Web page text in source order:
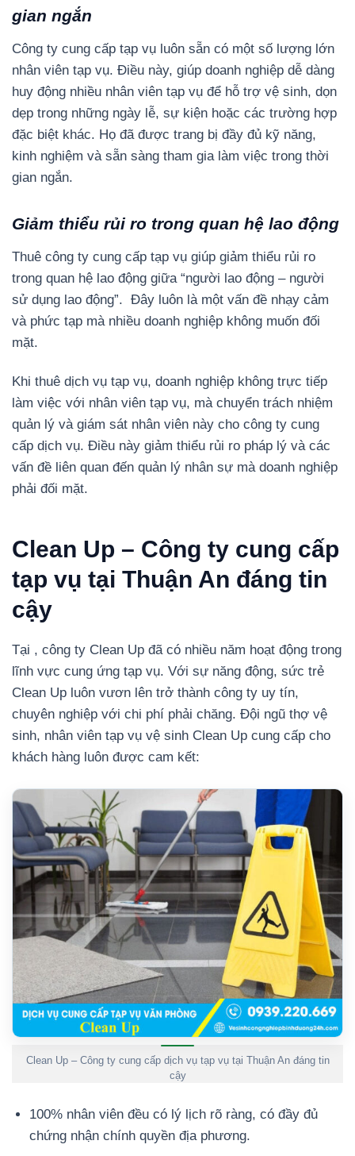
gian ngắn
Công ty cung cấp tạp vụ luôn sẵn có một số lượng lớn
nhân viên tạp vụ. Điều này, giúp doanh nghiệp dễ dàng
huy động nhiều nhân viên tạp vụ để hỗ trợ vệ sinh, dọn
dẹp trong những ngày lễ, sự kiện hoặc các trường hợp
đặc biệt khác. Họ đã được trang bị đầy đủ kỹ năng,
kinh nghiệm và sẵn sàng tham gia làm việc trong thời
gian ngắn.
Giảm thiểu rủi ro trong quan hệ lao động
Thuê công ty cung cấp tạp vụ giúp giảm thiểu rủi ro
trong quan hệ lao động giữa “người lao động – người
sử dụng lao động”. Đây luôn là một vấn đề nhạy cảm
và phức tạp mà nhiều doanh nghiệp không muốn đối
mặt.
Khi thuê dịch vụ tạp vụ, doanh nghiệp không trực tiếp
làm việc với nhân viên tạp vụ, mà chuyển trách nhiệm
quản lý và giám sát nhân viên này cho công ty cung
cấp dịch vụ. Điều này giảm thiểu rủi ro pháp lý và các
vấn đề liên quan đến quản lý nhân sự mà doanh nghiệp
phải đối mặt.
Clean Up – Công ty cung cấp
tạp vụ tại Thuận An đáng tin
cậy
Tại , công ty Clean Up đã có nhiều năm hoạt động trong
lĩnh vực cung ứng tạp vụ. Với sự năng động, sức trẻ
Clean Up luôn vươn lên trở thành công ty uy tín,
chuyên nghiệp với chi phí phải chăng. Đội ngũ thợ vệ
sinh, nhân viên tạp vụ vệ sinh Clean Up cung cấp cho
khách hàng luôn được cam kết:
Clean Up – Công ty cung cấp dịch vụ tạp vụ tại Thuận An đáng tin
cậy
100% nhân viên đều có lý lịch rõ ràng, có đầy đủ
chứng nhận chính quyền địa phương.